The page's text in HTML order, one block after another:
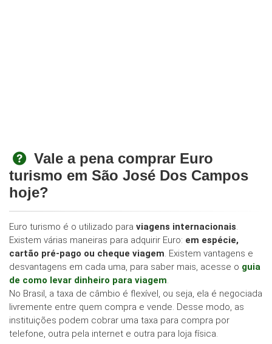
Vale a pena comprar Euro
turismo em São José Dos Campos
hoje?
Euro turismo é o utilizado para viagens internacionais.
Existem várias maneiras para adquirir Euro: em espécie,
cartão pré-pago ou cheque viagem. Existem vantagens e
desvantagens em cada uma, para saber mais, acesse o guia
de como levar dinheiro para viagem.
No Brasil, a taxa de câmbio é flexível, ou seja, ela é negociada
livremente entre quem compra e vende. Desse modo, as
instituições podem cobrar uma taxa para compra por
telefone, outra pela internet e outra para loja física.